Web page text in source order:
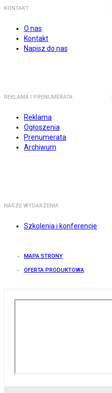
KONTAKT
O nas
Kontakt
Napisz do nas
REKLAMA I PRENUMERATA
Reklama
Ogłoszenia
Prenumerata
Archiwum
NASZE WYDARZENIA
Szkolenia i konferencje
MAPA STRONY
OFERTA PRODUKTOWA